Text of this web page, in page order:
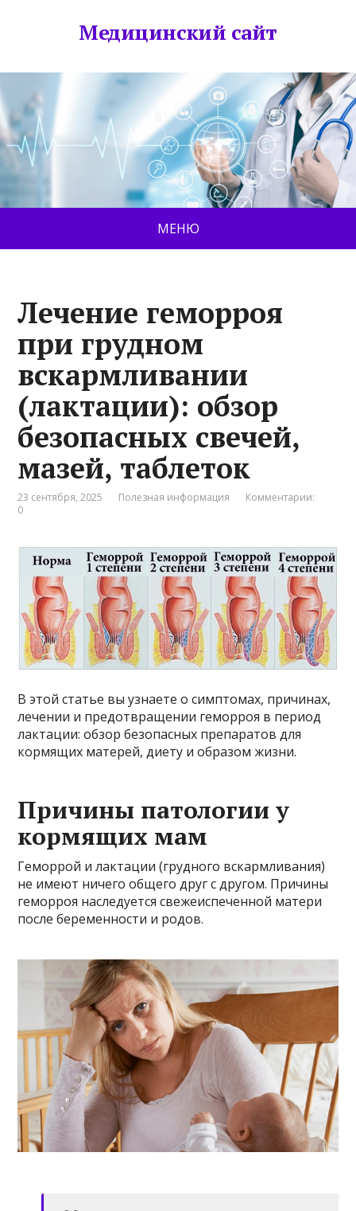
Медицинский сайт
МЕНЮ
Лечение геморроя
при грудном
вскармливании
(лактации): обзор
безопасных свечей,
мазей, таблеток
23 сентября, 2025 Полезная информация
Комментарии:
0
В этой статье вы узнаете о симптомах, причинах,
лечении и предотвращении геморроя в период
лактации: обзор безопасных препаратов для
кормящих матерей, диету и образом жизни.
Причины патологии у
кормящих мам
Геморрой и лактации (грудного вскармливания)
не имеют ничего общего друг с другом. Причины
геморроя наследуется свежеиспеченной матери
после беременности и родов.